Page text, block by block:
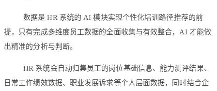
数据是 HR 系统的 AI 模块实现个性化培训路径推荐的前
提，只有完成多维度员工数据的全面收集与有效整合，AI 才能做
出精准的分析与判断。
HR 系统会自动归集员工的岗位基础信息、能力测评结果、
日常工作绩效数据、职业发展诉求等个人层面数据，同时结合企